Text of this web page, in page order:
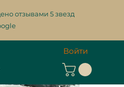
отзывами 5 звезд
Войти